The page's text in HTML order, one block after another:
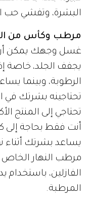
البشرة، وتفشي حب
مرطب وكأس من
غسل وجهك يمكن أن
يجفف الجلد، خاصة
الرطوبة، وبينما
تحتاجينه بشرتك
تحتاجي إلى المنتج
أنت فقط بحاجة إلى
يساعد بشرتك أثناء
مرطب النهار
الفازلين،
المرطبة.